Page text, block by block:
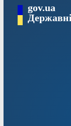
Перейтиgov.ua